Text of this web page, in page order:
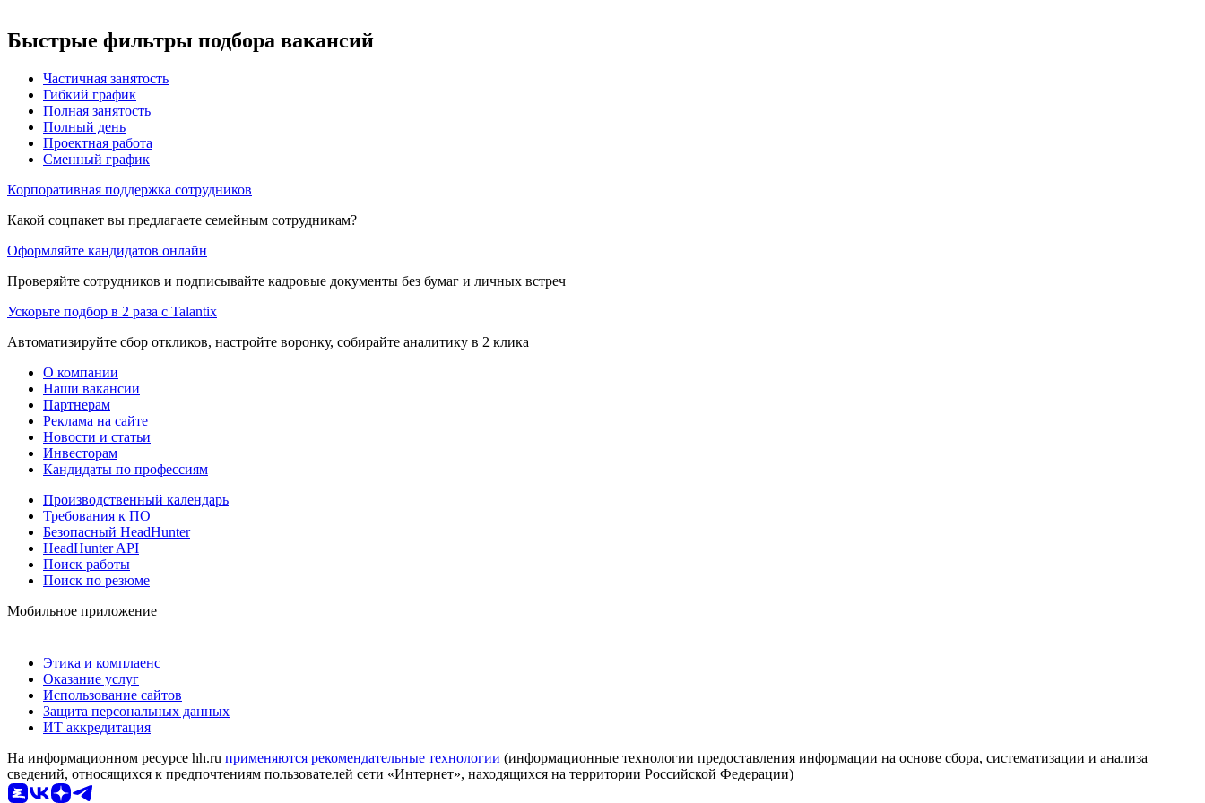
Быстрые фильтры подбора вакансий
Частичная занятость
Гибкий график
Полная занятость
Полный день
Проектная работа
Сменный график
Корпоративная поддержка сотрудников
Какой соцпакет вы предлагаете семейным сотрудникам?
Оформляйте кандидатов онлайн
Проверяйте сотрудников и подписывайте кадровые документы без бумаг и личных встреч
Ускорьте подбор в 2 раза с Talantix
Автоматизируйте сбор откликов, настройте воронку, собирайте аналитику в 2 клика
О компании
Наши вакансии
Партнерам
Реклама на сайте
Новости и статьи
Инвесторам
Кандидаты по профессиям
Производственный календарь
Требования к ПО
Безопасный HeadHunter
HeadHunter API
Поиск работы
Поиск по резюме
Мобильное приложение
Этика и комплаенс
Оказание услуг
Использование сайтов
Защита персональных данных
ИТ аккредитация
На информационном ресурсе hh.ru применяются рекомендательные технологии (информационные технологии предоставления информации на основе сбора, систематизации и анализа
сведений, относящихся к предпочтениям пользователей сети «Интернет», находящихся на территории Российской Федерации)